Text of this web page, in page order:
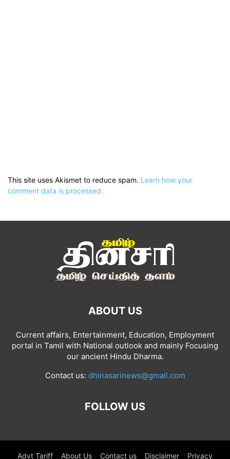
This site uses Akismet to reduce spam. Learn how your
comment data is processed.
ABOUT US
Current affairs, Entertainment, Education, Employment
portal in Tamil with National outlook and mainly Focusing
our ancient Hindu Dharma.
Contact us: dhinasarinews@gmail.com
FOLLOW US
Advt Tariff About Us Contact us Disclaimer Privacy